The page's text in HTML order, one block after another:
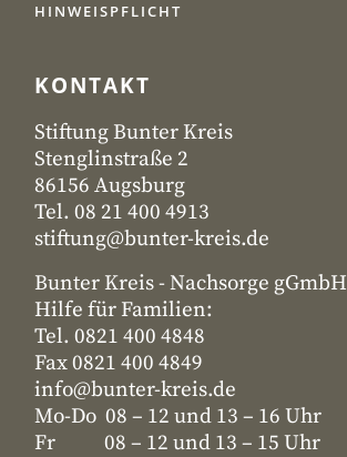
HINWEISPFLICHT
KONTAKT
Stiftung Bunter Kreis
Stenglinstraße 2
86156 Augsburg
Tel. 08 21 400 4913
stiftung@bunter-kreis.de
Bunter Kreis - Nachsorge gGmbH
Hilfe für Familien:
Tel. 0821 400 4848
Fax 0821 400 4849
info@bunter-kreis.de
Mo-Do 08 – 12 und 13 – 16 Uhr
Fr 08 – 12 und 13 – 15 Uhr